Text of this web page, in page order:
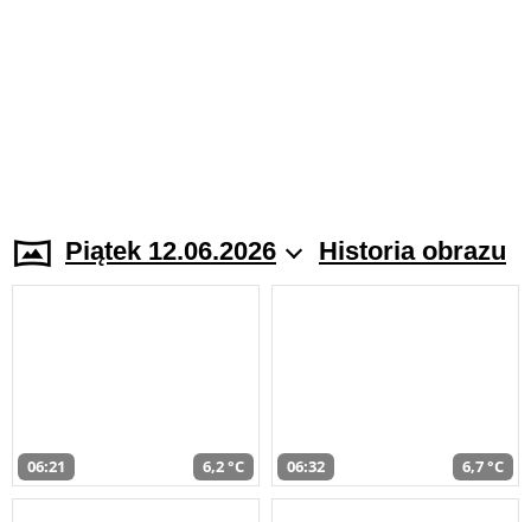
Piątek 12.06.2026 Historia obrazu
06:21 6,2 °C 06:32 6,7 °C